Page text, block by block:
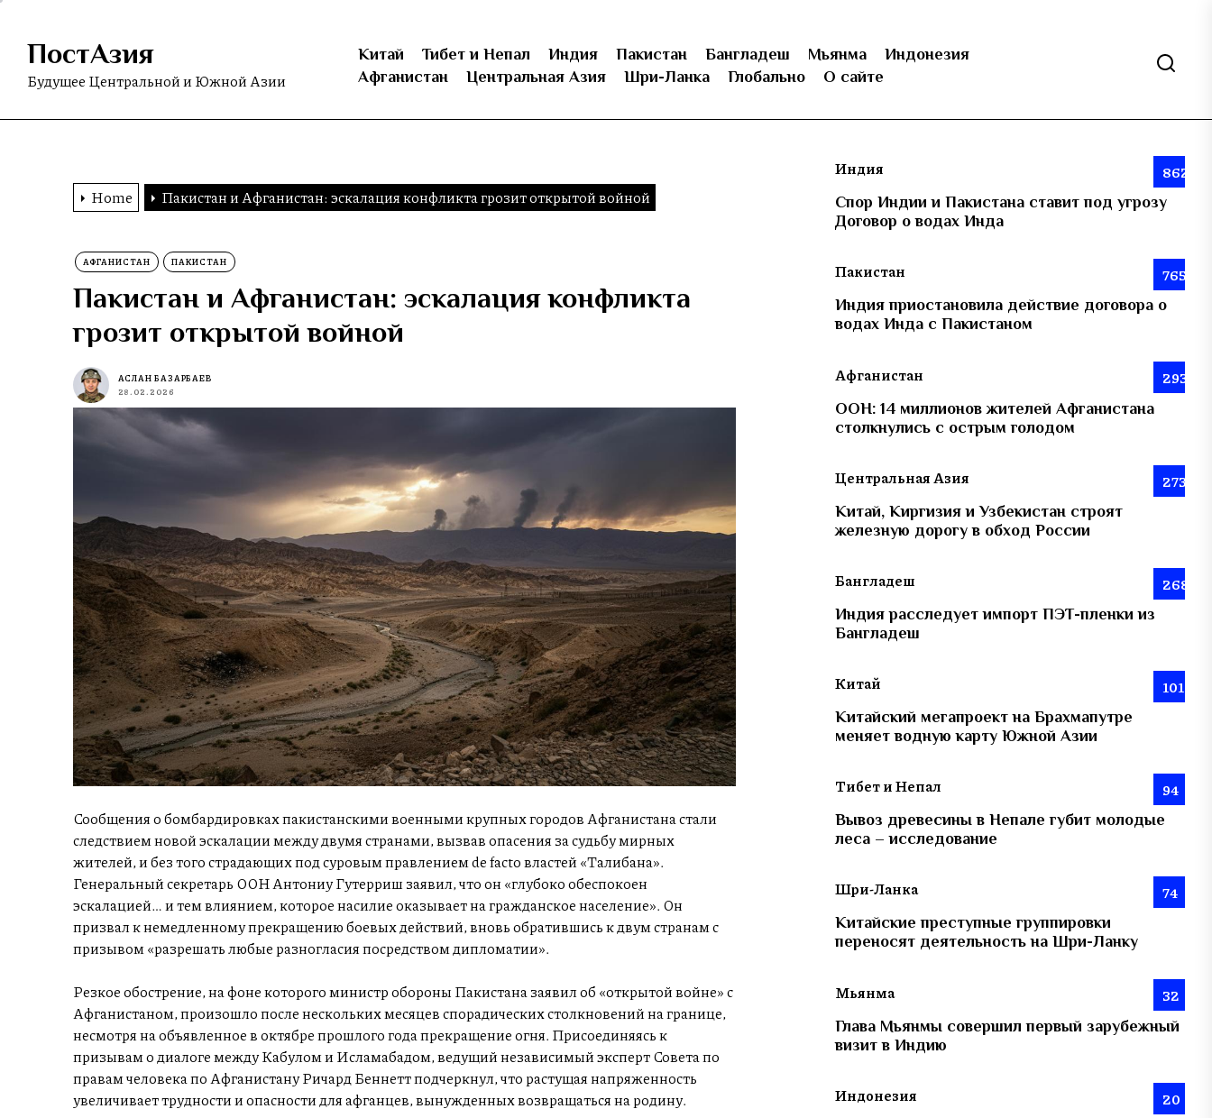
Skip
content
ПостАзия
Будущее Центральной и Южной Азии
Китай Тибет и Непал Индия Пакистан Бангладеш Мьянма
Индонезия
Афганистан
Центральная Азия Шри-Ланка Глобально О сайте
Home Пакистан и Афганистан: эскалация конфликта грозит открытой войной
АФГАНИСТАН ПАКИСТАН
Пакистан и Афганистан: эскалация конфликта
грозит открытой войной
АСЛАН БАЗАРБАЕВ
28.02.2026
Сообщения о бомбардировках пакистанскими военными крупных городов Афганистана стали
следствием новой эскалации между двумя странами, вызвав опасения за судьбу мирных
жителей, и без того страдающих под суровым правлением de facto властей «Талибана».
Генеральный секретарь ООН Антониу Гутерриш заявил, что он «глубоко обеспокоен
эскалацией… и тем влиянием, которое насилие оказывает на гражданское население». Он
призвал к немедленному прекращению боевых действий, вновь обратившись к двум странам с
призывом «разрешать любые разногласия посредством дипломатии».
Резкое обострение, на фоне которого министр обороны Пакистана заявил об «открытой войне» с
Афганистаном, произошло после нескольких месяцев спорадических столкновений на границе,
несмотря на объявленное в октябре прошлого года прекращение огня. Присоединяясь к
призывам о диалоге между Кабулом и Исламабадом, ведущий независимый эксперт Совета по
правам человека по Афганистану Ричард Беннетт подчеркнул, что растущая напряженность
увеличивает трудности и опасности для афганцев, вынужденных возвращаться на родину.
Индия 862
Спор Индии и Пакистана ставит под угрозу
Договор о водах Инда
Пакистан 765
Индия приостановила действие договора о
водах Инда с Пакистаном
Афганистан 293
ООН: 14 миллионов жителей Афганистана
столкнулись с острым голодом
Центральная Азия 273
Китай, Киргизия и Узбекистан строят
железную дорогу в обход России
Бангладеш 268
Индия расследует импорт ПЭТ-пленки из
Бангладеш
Китай 101
Китайский мегапроект на Брахмапутре
меняет водную карту Южной Азии
Тибет и Непал 94
Вывоз древесины в Непале губит молодые
леса – исследование
Шри-Ланка 74
Китайские преступные группировки
переносят деятельность на Шри-Ланку
Мьянма 32
Глава Мьянмы совершил первый зарубежный
визит в Индию
Индонезия 20